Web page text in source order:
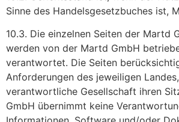
Sinne des Handelsgesetzbuches ist,
10.3. Die einzelnen Seiten der Martd
werden von der Martd GmbH
verantwortet. Die Seiten
Anforderungen des jeweiligen
verantwortliche Gesellschaft ihren
GmbH übernimmt keine